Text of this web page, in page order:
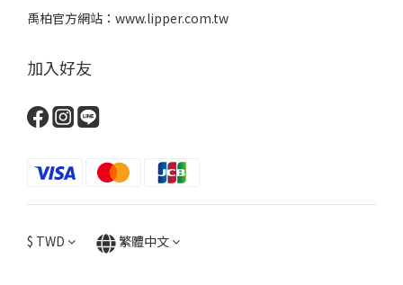
禹柏官方網站：www.lipper.com.tw
加入好友
$ TWD 繁體中文